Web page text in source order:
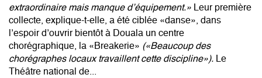
extraordinaire mais manque d’équipement.» Leur première
collecte, explique-t-elle, a été ciblée «danse», dans
l’espoir d’ouvrir bientôt à Douala un centre
chorégraphique, la «Breakerie» («Beaucoup des
chorégraphes locaux travaillent cette discipline»). Le
Théâtre national de...